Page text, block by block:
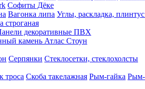
Софиты Дёке
Вагонка липа Углы, раскладка,
строганая
декоративные ПВХ
камень Атлас Стоун
Серпянки Стеклосетки, стеклохолсты
троса Скоба такелажная Рым-гайка Рым-